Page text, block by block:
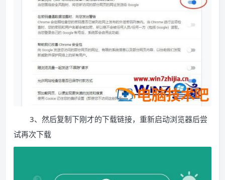
3、然后复制下刚才的下载链接，重新启动浏览器后尝
试再次下载